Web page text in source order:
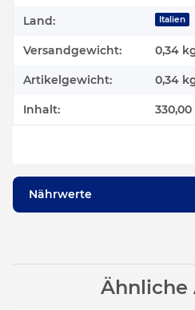
Land: Italien
Versandgewicht: 0,34
Artikelgewicht: 0,34
Inhalt:
Nährwerte
Ähnliche